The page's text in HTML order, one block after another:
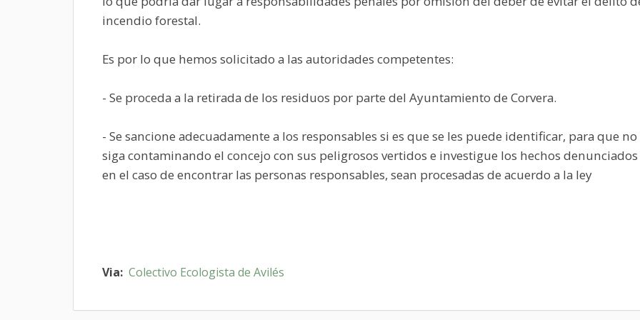
incendio forestal.
Es por lo que hemos solicitado a las autoridades competentes:
- Se proceda a la retirada de los residuos por parte del Ayuntamiento de Corvera.
- Se sancione adecuadamente a los responsables si es que se les puede identificar, para que no
siga contaminando el concejo con sus peligrosos vertidos e investigue los hechos
en el caso de encontrar las personas responsables, sean procesadas de acuerdo a la ley
Via: Colectivo Ecologista de Avilés